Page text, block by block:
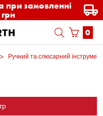
при замовленні
0
Ручний та слюсарний інструмент